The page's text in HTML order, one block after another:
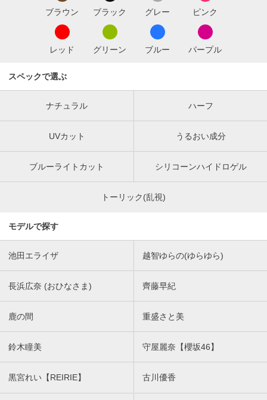
ブラウン ブラック グレー ピンク
レッド グリーン ブルー パープル
スペックで選ぶ
ナチュラル ハーフ
UVカット うるおい成分
ブルーライトカット シリコーンハイドロゲル
トーリック(乱視)
モデルで探す
池田エライザ 越智ゆらの(ゆらゆら)
長浜広奈 (おひなさま) 齊藤早紀
鹿の間 重盛さと美
鈴木瞳美 守屋麗奈【櫻坂46】
黒宮れい【REIRIE】 古川優香